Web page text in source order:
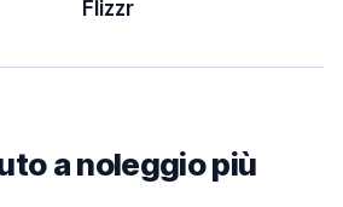
Flizzr
a noleggio più